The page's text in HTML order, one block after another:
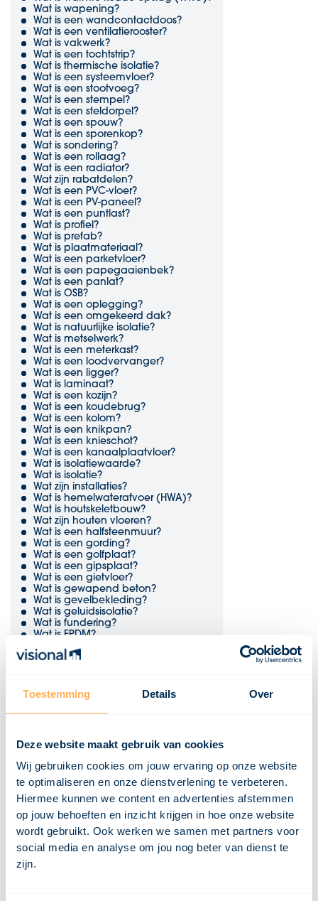
Toestemming Details Over
Deze website maakt gebruik van cookies
Wij gebruiken cookies om jouw ervaring op onze website
te optimaliseren en onze dienstverlening te verbeteren.
Hiermee kunnen we content en advertenties afstemmen
op jouw behoeften en inzicht krijgen in hoe onze website
wordt gebruikt. Ook werken we samen met partners voor
social media en analyse om jou nog beter van dienst te
zijn.
Wat is wapening?
Wat is een wandcontactdoos?
Wat is een ventilatierooster?
Wat is vakwerk?
Wat is een tochtstrip?
Wat is thermische isolatie?
Wat is een systeemvloer?
Wat is een stootvoeg?
Wat is een stempel?
Wat is een steldorpel?
Wat is een spouw?
Wat is een sporenkop?
Wat is sondering?
Wat is een rollaag?
Wat is een radiator?
Wat zijn rabatdelen?
Wat is een PVC-vloer?
Wat is een PV-paneel?
Wat is een puntlast?
Wat is profiel?
Wat is prefab?
Wat is plaatmateriaal?
Wat is een parketvloer?
Wat is een papegaaienbek?
Wat is een panlat?
Wat is OSB?
Wat is een oplegging?
Wat is een omgekeerd dak?
Wat is natuurlijke isolatie?
Wat is metselwerk?
Wat is een meterkast?
Wat is een loodvervanger?
Wat is een ligger?
Wat is laminaat?
Wat is een kozijn?
Wat is een koudebrug?
Wat is een kolom?
Wat is een knikpan?
Wat is een knieschot?
Wat is een kanaalplaatvloer?
Wat is isolatiewaarde?
Wat is isolatie?
Wat zijn installaties?
Wat is hemelwaterafvoer (HWA)?
Wat is houtskeletbouw?
Wat zijn houten vloeren?
Wat is een halfsteenmuur?
Wat is een gording?
Wat is een golfplaat?
Wat is een gipsplaat?
Wat is een gietvloer?
Wat is gewapend beton?
Wat is gevelbekleding?
Wat is geluidsisolatie?
Wat is fundering?
Wat is EPDM?
Wat is een duurzaamheidsklasse?
Wat is dubbelglas?
Wat is een dekvloer?
Wat zijn dakpannen?
Wat is een dakbeschot?
Wat is dakbedekking?
Wat is een dagkant?
Wat is een CV ketel?
Wat is een constructie?
Wat is een combinatievloer?
Wat is een casettevloer?
Wat is een buitenspouwblad?
Wat is een breedplaatvloer?